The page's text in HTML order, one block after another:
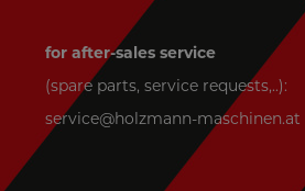
for after-sales service
(spare parts, service requests,..):
service@holzmann-maschinen.at